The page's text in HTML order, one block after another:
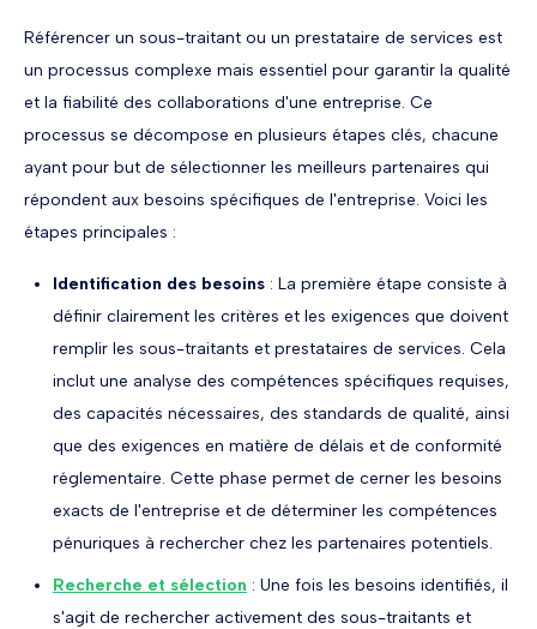
Référencer un sous-traitant ou un prestataire de services est
un processus complexe mais essentiel pour garantir la qualité
et la fiabilité des collaborations d'une entreprise. Ce
processus se décompose en plusieurs étapes clés, chacune
ayant pour but de sélectionner les meilleurs partenaires qui
répondent aux besoins spécifiques de l'entreprise. Voici les
étapes principales :
Identification des besoins : La première étape consiste à
définir clairement les critères et les exigences que doivent
remplir les sous-traitants et prestataires de services. Cela
inclut une analyse des compétences spécifiques requises,
des capacités nécessaires, des standards de qualité, ainsi
que des exigences en matière de délais et de conformité
réglementaire. Cette phase permet de cerner les besoins
exacts de l'entreprise et de déterminer les compétences
pénuriques à rechercher chez les partenaires potentiels.
Recherche et sélection : Une fois les besoins identifiés, il
s'agit de rechercher activement des sous-traitants et